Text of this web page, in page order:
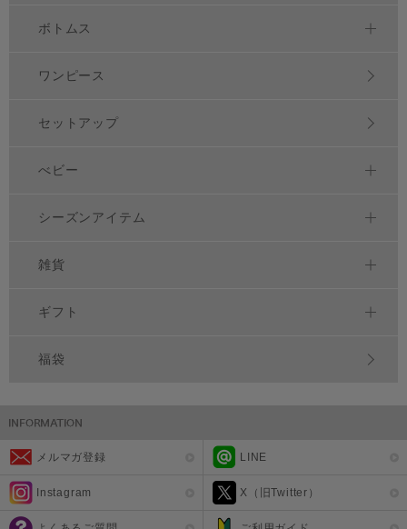
ボトムス
ワンピース
セットアップ
べビー
シーズンアイテム
雑貨
ギフト
福袋
メルマガ登録 LINE
Instagram X（旧Twitter）